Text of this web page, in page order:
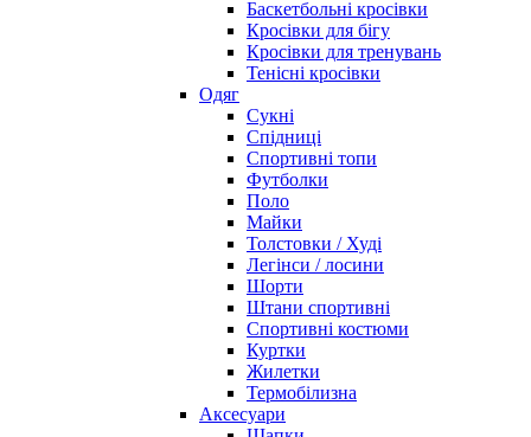
Баскетбольні кросівки
Кросівки для бігу
Кросівки для тренувань
Тенісні кросівки
Одяг
Сукні
Спідниці
Спортивні топи
Футболки
Поло
Майки
Толстовки / Худі
Легінси / лосини
Шорти
Штани спортивні
Спортивні костюми
Куртки
Жилетки
Термобілизна
Аксесуари